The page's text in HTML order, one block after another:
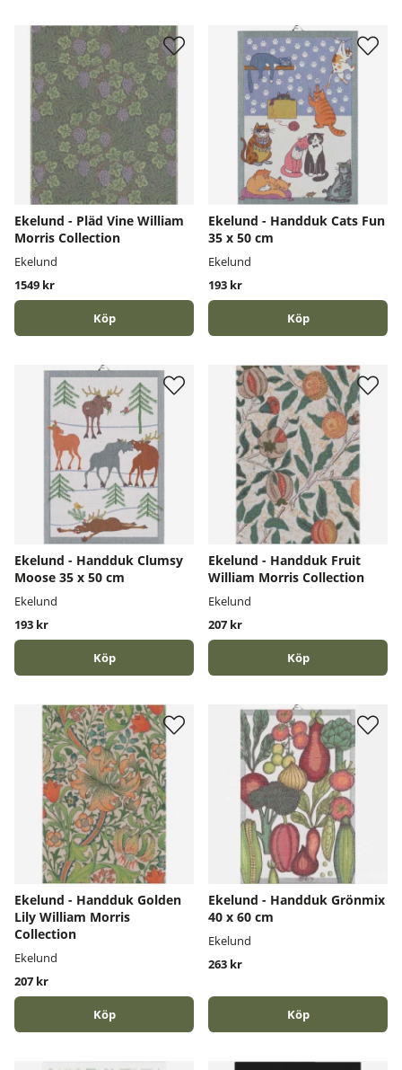
Ekelund - Pläd Vine William
Morris Collection
Ekelund
1549 kr
Köp
Ekelund - Handduk Cats Fun
35 x 50 cm
Ekelund
193 kr
Köp
Ekelund - Handduk Clumsy
Moose 35 x 50 cm
Ekelund
193 kr
Köp
Ekelund - Handduk Fruit
William Morris Collection
Ekelund
207 kr
Köp
Ekelund - Handduk Golden
Lily William Morris
Collection
Ekelund
207 kr
Köp
Ekelund - Handduk Grönmix
40 x 60 cm
Ekelund
263 kr
Köp